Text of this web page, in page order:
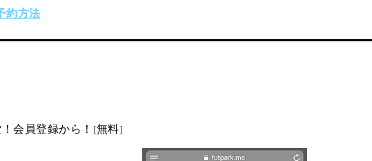
約方法
会員登録から！(無料)